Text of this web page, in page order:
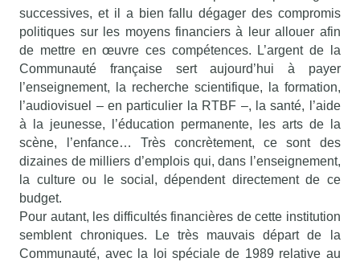
successives, et il a bien fallu dégager des compromis
politiques sur les moyens financiers à leur allouer afin
de mettre en œuvre ces compétences. L’argent de la
Communauté française sert aujourd’hui à payer
l’enseignement, la recherche scientifique, la formation,
l’audiovisuel – en particulier la RTBF –, la santé, l’aide
à la jeunesse, l’éducation permanente, les arts de la
scène, l’enfance… Très concrètement, ce sont des
dizaines de milliers d’emplois qui, dans l’enseignement,
la culture ou le social, dépendent directement de ce
budget.
Pour autant, les difficultés financières de cette institution
semblent chroniques. Le très mauvais départ de la
Communauté, avec la loi spéciale de 1989 relative au